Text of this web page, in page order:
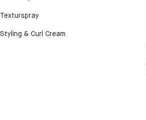
Texturspray
Styling & Curl Cream